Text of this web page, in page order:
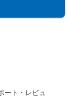
ート・レビュ